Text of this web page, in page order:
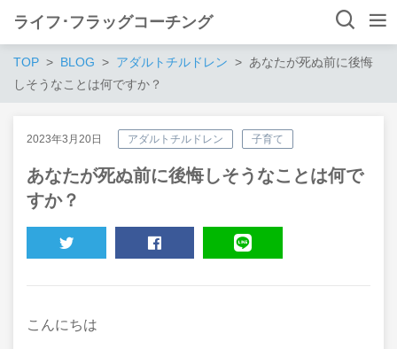
ライフ･フラッグコーチング
TOP BLOG アダルトチルドレン
あなたが死ぬ前に後悔
しそうなことは何ですか？
2023年3月20日 アダルトチルドレン 子育て
あなたが死ぬ前に後悔しそうなことは何で
すか？
こんにちは